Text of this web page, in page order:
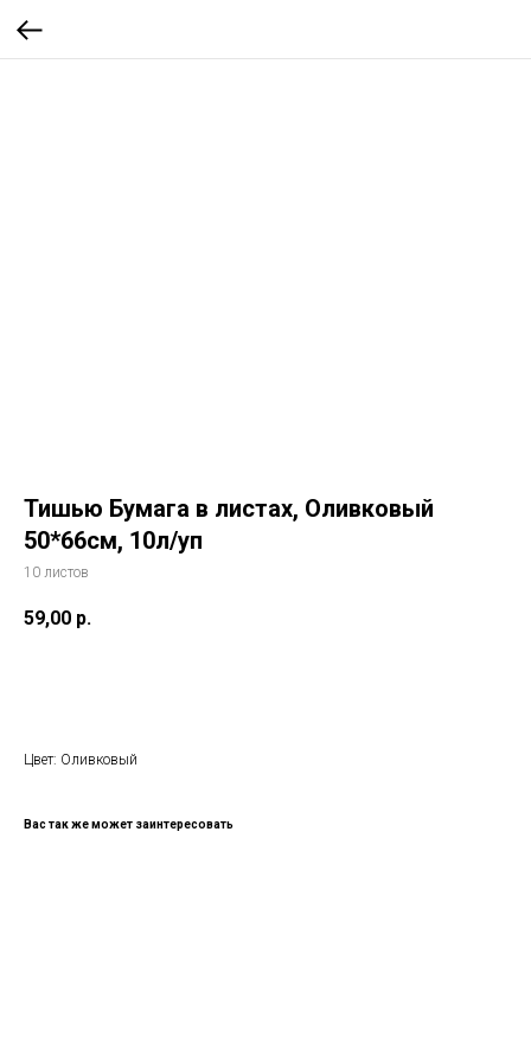
Тишью Бумага в листах, Оливковый
50*66см, 10л/уп
10 листов
59,00 р.
Цвет: Оливковый
Вас так же может заинтересовать